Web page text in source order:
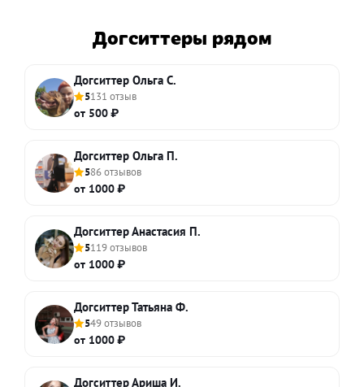
Догситтеры рядом
Догситтер Ольга С.
5131 отзыв
от 500 ₽
Догситтер Ольга П.
586 отзывов
от 1000 ₽
Догситтер Анастасия П.
5119 отзывов
от 1000 ₽
Догситтер Татьяна Ф.
549 отзывов
от 1000 ₽
Догситтер Ариша И.